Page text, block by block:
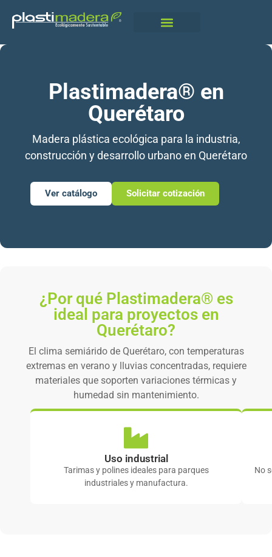
Plastimadera® en
Querétaro
Madera plástica ecológica para la industria,
construcción y desarrollo urbano en Querétaro
Ver catálogo Solicitar cotización
¿Por qué Plastimadera® es
ideal para proyectos en
Querétaro?
El clima semiárido de Querétaro, con temperaturas
extremas en verano y lluvias concentradas, requiere
materiales que soporten variaciones térmicas y
humedad sin mantenimiento.
Uso industrial
Tarimas y polines ideales para parques
industriales y manufactura.
No